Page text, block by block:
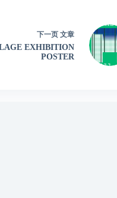
下一页文章
EXHIBITION
POSTER